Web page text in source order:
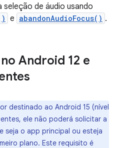
seleção de áudio usando
e abandonAudioFocus() .
Android 12 e
destinado ao Android 15 (nível
ele não poderá solicitar a
seja o app principal ou esteja
plano. Este requisito é